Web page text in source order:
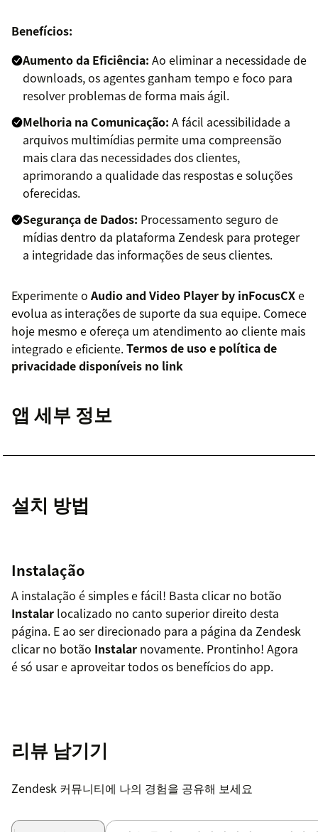
Benefícios:
Aumento da Eficiência: Ao eliminar a necessidade de
downloads, os agentes ganham tempo e foco para
resolver problemas de forma mais ágil.
Melhoria na Comunicação: A fácil acessibilidade a
arquivos multimídias permite uma compreensão
mais clara das necessidades dos clientes,
aprimorando a qualidade das respostas e soluções
oferecidas.
Segurança de Dados: Processamento seguro de
mídias dentro da plataforma Zendesk para proteger
a integridade das informações de seus clientes.
Experimente o Audio and Video Player by inFocusCXe
evolua as interações de suporte da sua equipe. Comece
hoje mesmo e ofereça um atendimento ao cliente mais
integrado e eficiente.Termos de uso e política de
privacidade disponíveis no link
앱 세부 정보
설치 방법
Instalação
A instalação é simples e fácil! Basta clicar no botão
Instalar localizado no canto superior direito desta
página. E ao ser direcionado para a página da Zendesk
clicar no botão Instalar novamente. Prontinho! Agora
é só usar e aproveitar todos os benefícios do app.
리뷰 남기기
Zendesk 커뮤니티에 나의 경험을 공유해 보세요